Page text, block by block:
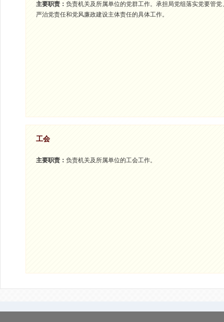
主要职责： 负责机关及所属单位的党群工作。承担局党组落实党要管党
严治党责任和党风廉政建设主体责任的具体工作。
工会
主要职责： 负责机关及所属单位的工会工作。